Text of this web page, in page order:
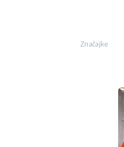
Značajke